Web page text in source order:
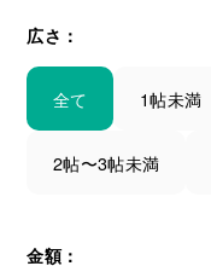
広さ：
全て 1帖未満
2帖〜3帖未満
金額：